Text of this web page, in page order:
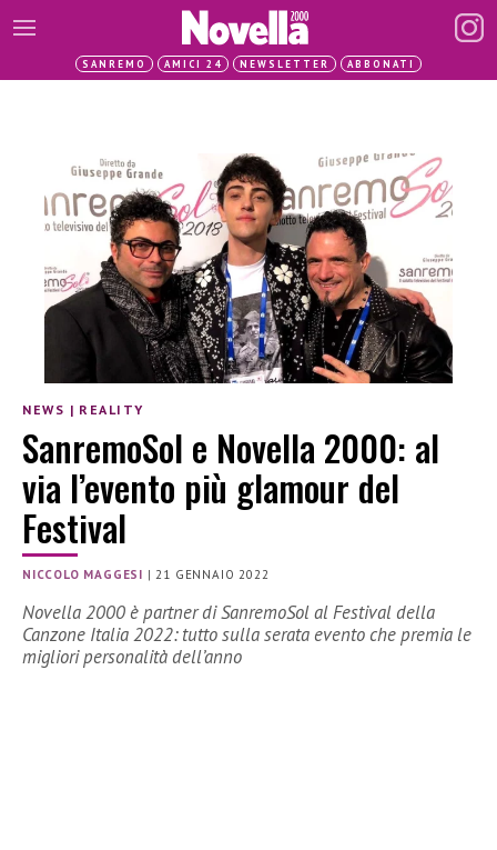
SANREMO AMICI 24 NEWSLETTER ABBONATI
NEWS | REALITY
SanremoSol e Novella 2000: al
via l’evento più glamour del
Festival
NICCOLO MAGGESI |21 GENNAIO 2022
Novella 2000 è partner di SanremoSol al Festival della
Canzone Italia 2022: tutto sulla serata evento che premia le
migliori personalità dell’anno